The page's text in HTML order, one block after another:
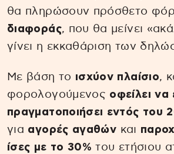
θα πληρώσουν πρόσθετο
διαφοράς, που θα μείνει
γίνει η εκκαθάριση των
Με βάση το ισχύον πλαίσιο,
φορολογούμενος οφείλει να
πραγματοποιήσει εντός του
για αγορές αγαθών και
ίσες με το 30% του ετήσιου